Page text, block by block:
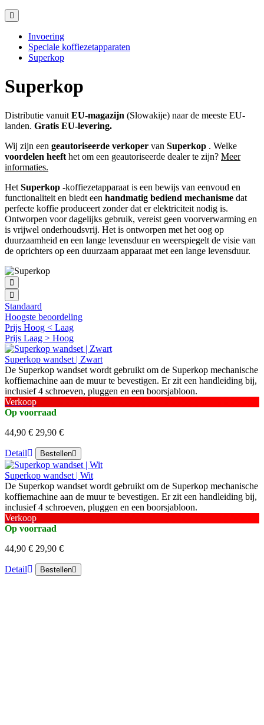
Invoering
Speciale koffiezetapparaten
Superkop
Superkop
Distributie vanuit EU-magazijn (Slowakije) naar de meeste EU-
landen. Gratis EU-levering.
Wij zijn een geautoriseerde verkoper van Superkop . Welke
voordelen heeft het om een geautoriseerde dealer te zijn? Meer
informaties.
Het Superkop -koffiezetapparaat is een bewijs van eenvoud en
functionaliteit en biedt een handmatig bediend mechanisme dat
perfecte koffie produceert zonder dat er elektriciteit nodig is.
Ontworpen voor dagelijks gebruik, vereist geen voorverwarming en
is vrijwel onderhoudsvrij. Het is ontworpen met het oog op
duurzaamheid en een lange levensduur en weerspiegelt de visie van
de oprichters op een duurzaam apparaat met een lange levensduur.
Standaard
Hoogste beoordeling
Prijs Hoog < Laag
Prijs Laag > Hoog
Superkop wandset | Zwart
De Superkop wandset wordt gebruikt om de Superkop mechanische
koffiemachine aan de muur te bevestigen. Er zit een handleiding bij,
inclusief 4 schroeven, pluggen en een boorsjabloon.
Verkoop
Op voorraad
44,90 € 29,90 €
Detail Bestellen
Superkop wandset | Wit
De Superkop wandset wordt gebruikt om de Superkop mechanische
koffiemachine aan de muur te bevestigen. Er zit een handleiding bij,
inclusief 4 schroeven, pluggen en een boorsjabloon.
Verkoop
Op voorraad
44,90 € 29,90 €
Detail Bestellen